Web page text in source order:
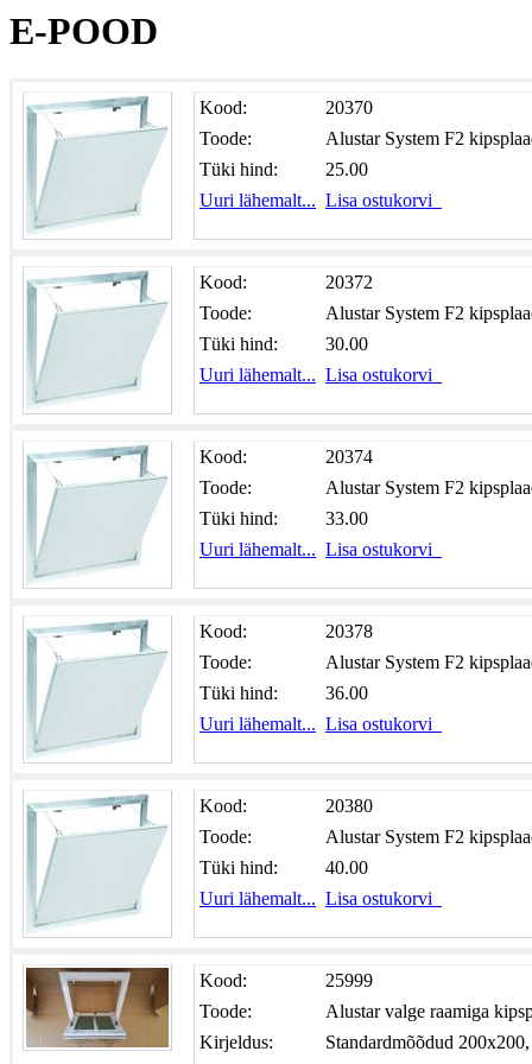
E-POOD
Kood:
20370
Toode:
Alustar System F2
Tüki hind:
25.00
Uuri lähemalt... Lisa ostukorvi
Kood:
20372
Toode:
Alustar System F2
Tüki hind:
30.00
Uuri lähemalt... Lisa ostukorvi
Kood:
20374
Toode:
Alustar System F2
Tüki hind:
33.00
Uuri lähemalt... Lisa ostukorvi
Kood:
20378
Toode:
Alustar System F2
Tüki hind:
36.00
Uuri lähemalt... Lisa ostukorvi
Kood:
20380
Toode:
Alustar System F2
Tüki hind:
40.00
Uuri lähemalt... Lisa ostukorvi
Kood:
25999
Toode:
Alustar valge raamiga
Kirjeldus:
Standardmõõdud